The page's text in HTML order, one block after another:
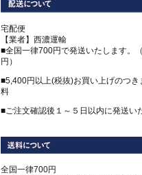
宅配便
【業者】西濃運輸
■全国一律700円で発送いたします。
円）
■5,400円以上(税抜)お買い上げのつき
料
■ご注文確認後１～５日以内に発送い
全国一律700円